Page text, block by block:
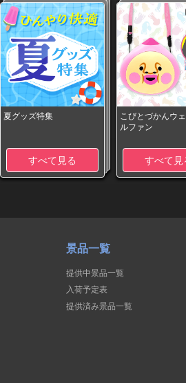
夏グッズ特集
すべて見る
こびとづかんウ
ルファン
すべて見
景品一覧
提供中景品一覧
入荷予定表
提供済み景品一覧